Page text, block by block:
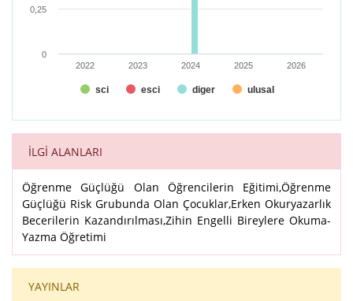
sci esci diger ulusal
2022 2023 2024 2025 2026
0
0,25
End of interactive chart.
İLGİ ALANLARI
Öğrenme Güçlüğü Olan Öğrencilerin Eğitimi,Öğrenme
Güçlüğü Risk Grubunda Olan Çocuklar,Erken Okuryazarlık
Becerilerin Kazandırılması,Zihin Engelli Bireylere Okuma-
Yazma Öğretimi
YAYINLAR